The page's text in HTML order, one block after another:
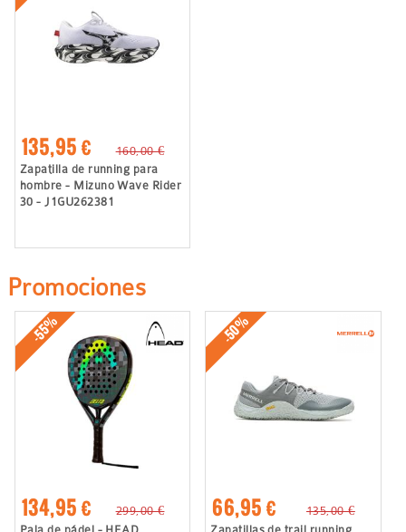
135,95 €
160,00 €
Zapatilla de running para
hombre - Mizuno Wave Rider
30 - J1GU262381
Promociones
-55%
134,95 €
299,00 €
-50%
66,95 €
135,00 €